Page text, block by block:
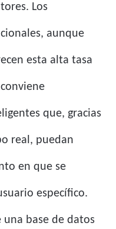
Los
aunque
esta alta tasa
que, gracias
real, puedan
en que se
específico.
una base de datos